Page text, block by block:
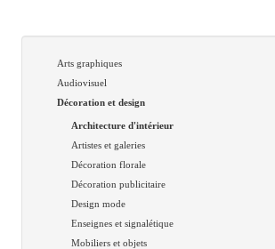
Arts graphiques
Audiovisuel
Décoration et design
Architecture d'intérieur
Artistes et galeries
Décoration florale
Décoration publicitaire
Design mode
Enseignes et signalétique
Mobiliers et objets